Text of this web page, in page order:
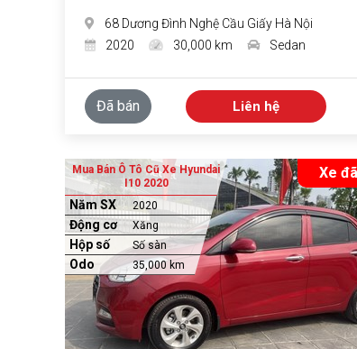
68 Dương Đình Nghệ Cầu Giấy Hà Nội
2020
30,000 km Sedan
Đã bán Liên hệ
Xe
Mua Bán Ô Tô Cũ Xe Hyundai
I10 2020
Năm SX 2020
Động cơ Xăng
Hộp số Số sàn
Odo 35,000 km